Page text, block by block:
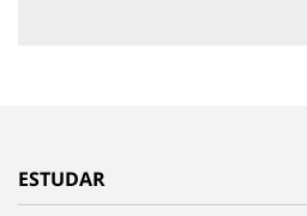
ESTUDAR